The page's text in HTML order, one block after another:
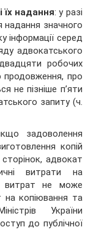
їх надання: у разі
значного
інформації серед
адвокатського
робочих
продовження, про
не пізніше п’яти
запиту (ч.
задоволення
копій
адвокат
витрати на
витрат не може
на копіювання та
України
до публічної